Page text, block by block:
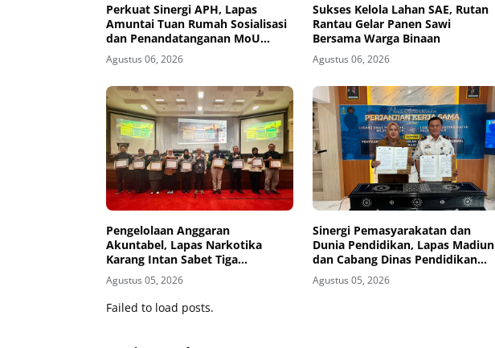
Perkuat Sinergi APH, Lapas
Amuntai Tuan Rumah Sosialisasi
dan Penandatanganan MoU
Sidang Banding
Agustus 06, 2026
Sukses Kelola Lahan SAE, Rutan
Rantau Gelar Panen Sawi
Bersama Warga Binaan
Agustus 06, 2026
Pengelolaan Anggaran
Akuntabel, Lapas Narkotika
Karang Intan Sabet Tiga
Penghargaan KPPN Banjarmasin
Agustus 05, 2026
Sinergi Pemasyarakatan dan
Dunia Pendidikan, Lapas Madiun
dan Cabang Dinas Pendidikan
Wilayah Madiun Jalin Kerja Sama
Pendidikan Vokasi Teknik
Agustus 05, 2026
Failed to load posts.